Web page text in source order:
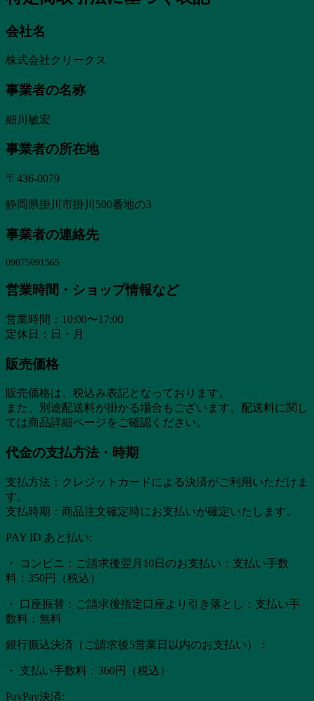
会社名
株式会社クリークス
事業者の名称
細川敏宏
事業者の所在地
〒436-0079
静岡県掛川市掛川500番地の3
事業者の連絡先
営業時間・ショップ情報など
営業時間：10:00〜17:00
定休日：日・月
販売価格
販売価格は、税込み表記となっております。
また、別途配送料が掛かる場合もございます。配送料に関し
ては商品詳細ページをご確認ください。
代金の支払方法・時期
支払方法：クレジットカードによる決済がご利用いただけま
す。
支払時期：商品注文確定時にお支払いが確定いたします。
PAY ID あと払い:
・ コンビニ：ご請求後翌月10日のお支払い：支払い手数
料：350円（税込）
・ 口座振替：ご請求後指定口座より引き落とし：支払い手
数料：無料
銀行振込決済（ご請求後5営業日以内のお支払い）：
・ 支払い手数料：360円（税込）
PayPay決済: